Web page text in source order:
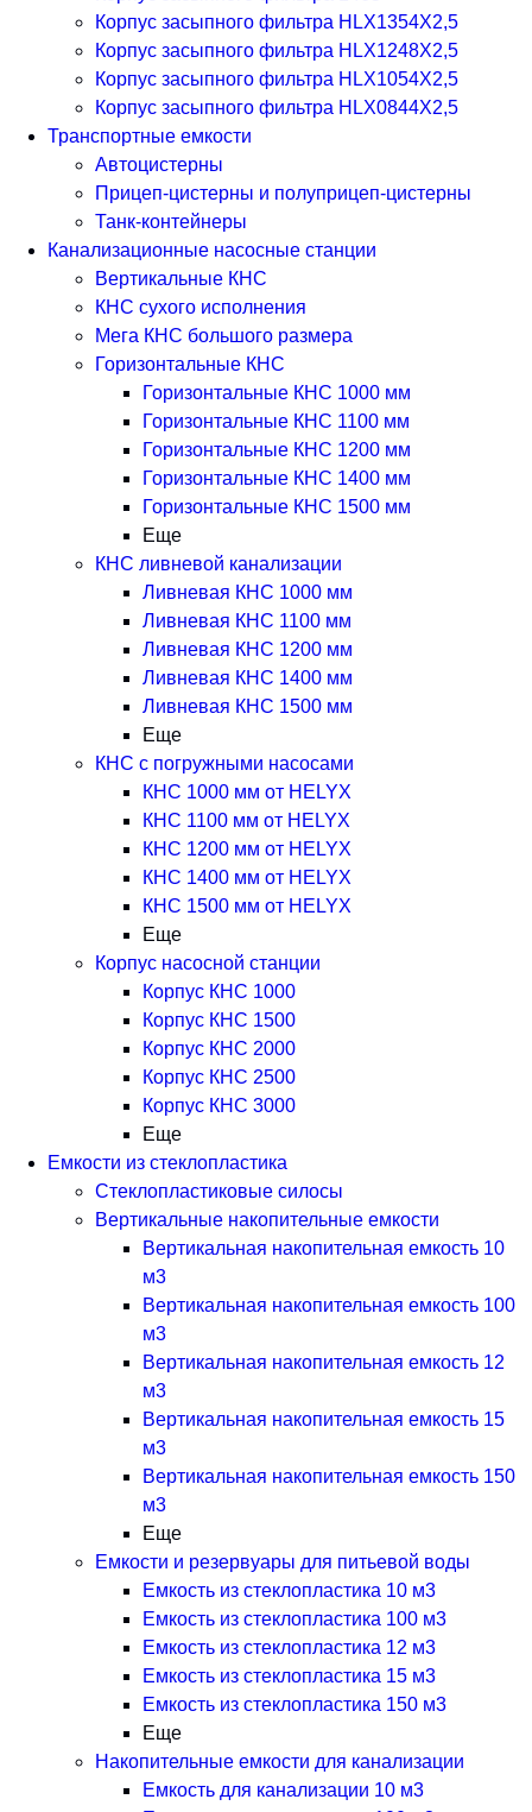
Корпус засыпного фильтра HLX1354X2,5
Корпус засыпного фильтра HLX1248X2,5
Корпус засыпного фильтра HLX1054X2,5
Корпус засыпного фильтра HLX0844X2,5
Транспортные емкости
Автоцистерны
Прицеп-цистерны и полуприцеп-цистерны
Танк-контейнеры
Канализационные насосные станции
Вертикальные КНС
КНС сухого исполнения
Мега КНС большого размера
Горизонтальные КНС
Горизонтальные КНС 1000 мм
Горизонтальные КНС 1100 мм
Горизонтальные КНС 1200 мм
Горизонтальные КНС 1400 мм
Горизонтальные КНС 1500 мм
Еще
КНС ливневой канализации
Ливневая КНС 1000 мм
Ливневая КНС 1100 мм
Ливневая КНС 1200 мм
Ливневая КНС 1400 мм
Ливневая КНС 1500 мм
Еще
КНС с погружными насосами
КНС 1000 мм от HELYX
КНС 1100 мм от HELYX
КНС 1200 мм от HELYX
КНС 1400 мм от HELYX
КНС 1500 мм от HELYX
Еще
Корпус насосной станции
Корпус КНС 1000
Корпус КНС 1500
Корпус КНС 2000
Корпус КНС 2500
Корпус КНС 3000
Еще
Емкости из стеклопластика
Стеклопластиковые силосы
Вертикальные накопительные емкости
Вертикальная накопительная емкость 10
м3
Вертикальная накопительная емкость 100
м3
Вертикальная накопительная емкость 12
м3
Вертикальная накопительная емкость 15
м3
Вертикальная накопительная емкость 150
м3
Еще
Емкости и резервуары для питьевой воды
Емкость из стеклопластика 10 м3
Емкость из стеклопластика 100 м3
Емкость из стеклопластика 12 м3
Емкость из стеклопластика 15 м3
Емкость из стеклопластика 150 м3
Еще
Накопительные емкости для канализации
Емкость для канализации 10 м3